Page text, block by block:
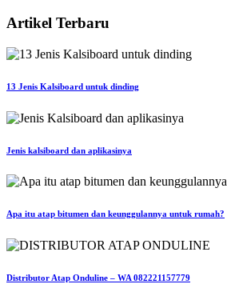
Artikel Terbaru
13 Jenis Kalsiboard untuk dinding
Jenis kalsiboard dan aplikasinya
Apa itu atap bitumen dan keunggulannya untuk rumah?
Distributor Atap Onduline – WA 082221157779